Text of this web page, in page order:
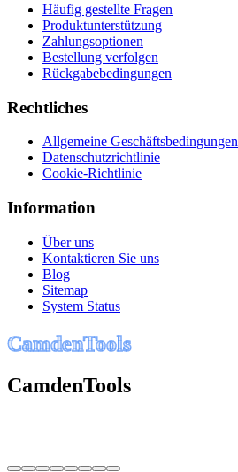
Häufig gestellte Fragen
Produktunterstützung
Zahlungsoptionen
Bestellung verfolgen
Rückgabebedingungen
Rechtliches
Allgemeine Geschäftsbedingungen
Datenschutzrichtlinie
Cookie-Richtlinie
Information
Über uns
Kontaktieren Sie uns
Blog
Sitemap
System Status
CamdenTools
CamdenTools